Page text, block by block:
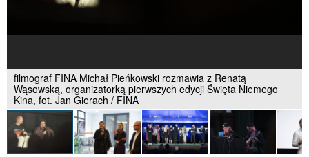
filmograf FINA Michał Pieńkowski rozmawia z Renatą
Wąsowską, organizatorką pierwszych edycji Święta Niemego
Kina, fot. Jan Gierach / FINA